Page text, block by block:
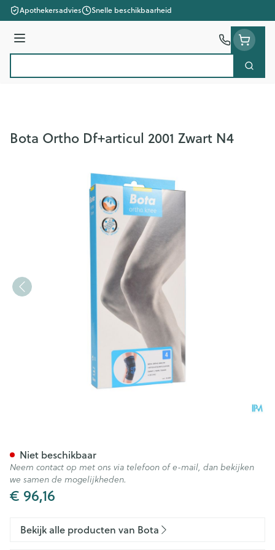
Ga naar de inhoud
Apothekersadvies Snelle beschikbaarheid
Menu
Zoek
Bota Ortho Df+articul 2001 Zwart N4
€ 96,16
Niet beschikbaar
Neem contact op met ons via telefoon of e-mail, dan bekijken
we samen de mogelijkheden.
Bekijk alle producten van Bota